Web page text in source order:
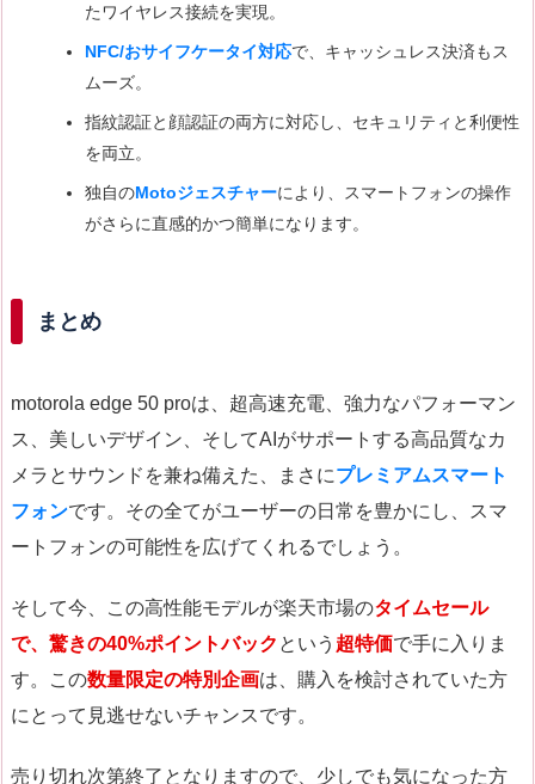
たワイヤレス接続を実現。
NFC/おサイフケータイ対応で、キャッシュレス決済もス
ムーズ。
指紋認証と顔認証の両方に対応し、セキュリティと利便性
を両立。
独自のMotoジェスチャーにより、スマートフォンの操作
がさらに直感的かつ簡単になります。
まとめ
motorola edge 50 proは、超高速充電、強力なパフォーマン
ス、美しいデザイン、そしてAIがサポートする高品質なカ
メラとサウンドを兼ね備えた、まさにプレミアムスマート
フォンです。その全てがユーザーの日常を豊かにし、スマ
ートフォンの可能性を広げてくれるでしょう。
そして今、この高性能モデルが楽天市場のタイムセール
で、驚きの40%ポイントバック という 超特価で手に入りま
す。この数量限定の特別企画は、購入を検討されていた方
にとって見逃せないチャンスです。
売り切れ次第終了となりますので、少しでも気になった方